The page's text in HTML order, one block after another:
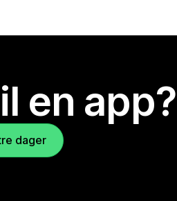
en app?
dager